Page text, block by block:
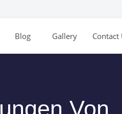
Blog Gallery Contact
Von